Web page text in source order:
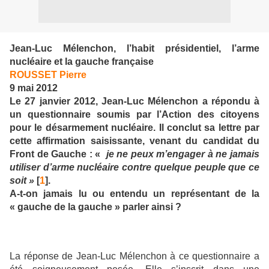
Jean-Luc Mélenchon, l’habit présidentiel, l’arme
nucléaire et la gauche française
ROUSSET Pierre
9 mai 2012
Le 27 janvier 2012, Jean-Luc Mélenchon a répondu à
un questionnaire soumis par l’Action des citoyens
pour le désarmement nucléaire. Il conclut sa lettre par
cette affirmation saisissante, venant du candidat du
Front de Gauche : « je ne peux m’engager à ne jamais
utiliser d’arme nucléaire contre quelque peuple que ce
soit » [1].
A-t-on jamais lu ou entendu un représentant de la
« gauche de la gauche » parler ainsi ?
La réponse de Jean-Luc Mélenchon à ce questionnaire a